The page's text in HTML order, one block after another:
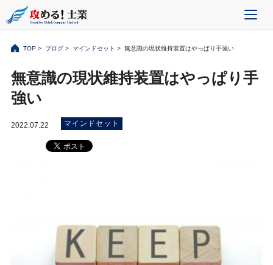
TOP> ブログ> マインドセット > 無意識の現状維持装置はやっぱり手強い
無意識の現状維持装置はやっぱり手
強い
2022.07.22 マインドセット